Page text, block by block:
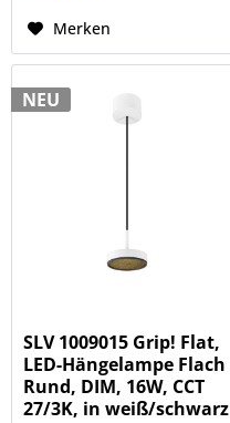
Merken
NEU
SLV 1009015 Grip! Flat,
LED-Hängelampe Flach
Rund, DIM, 16W, CCT
27/3K, in weiß/schwarz